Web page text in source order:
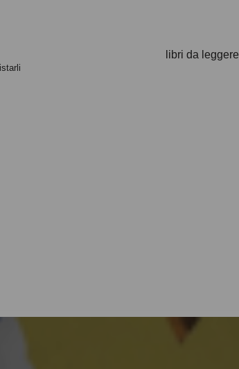
libri da leggere